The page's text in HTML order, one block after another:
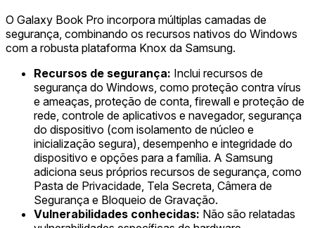
O Galaxy Book Pro incorpora múltiplas camadas de
segurança, combinando os recursos nativos do Windows
com a robusta plataforma Knox da Samsung.
Recursos de segurança: Inclui recursos de
segurança do Windows, como proteção contra vírus
e ameaças, proteção de conta, firewall e proteção de
rede, controle de aplicativos e navegador, segurança
do dispositivo (com isolamento de núcleo e
inicialização segura), desempenho e integridade do
dispositivo e opções para a família. A Samsung
adiciona seus próprios recursos de segurança, como
Pasta de Privacidade, Tela Secreta, Câmera de
Segurança e Bloqueio de Gravação.
Vulnerabilidades conhecidas: Não são relatadas